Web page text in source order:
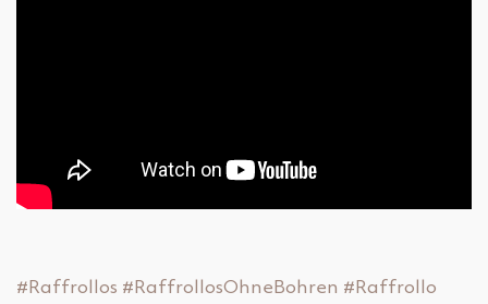
#Raffrollos #RaffrollosOhneBohren #Raffrollo